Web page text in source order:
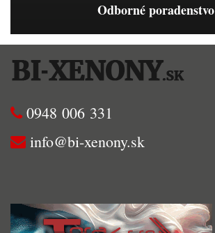
Odborné poradenstvo
0948 006 331
info@bi-xenony.sk